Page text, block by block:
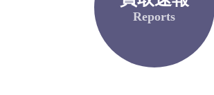
Reports